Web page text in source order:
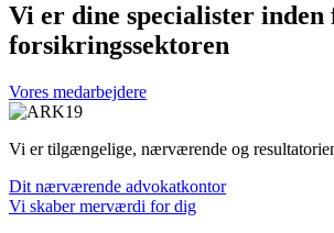
Vi er dine specialister
forsikringssektoren
Vores medarbejdere
Vi er tilgængelige, nærværende og
Dit nærværende advokatkontor
Vi skaber merværdi for dig